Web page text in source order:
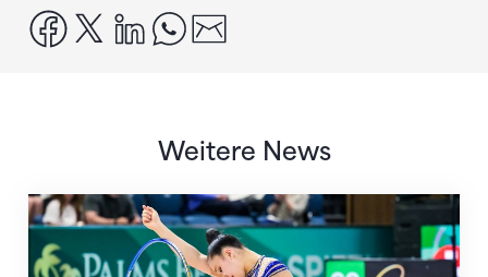
facebook
x linkedinwhatsapp
Weitere News
Nächster Halt: Weltmeisterschaft